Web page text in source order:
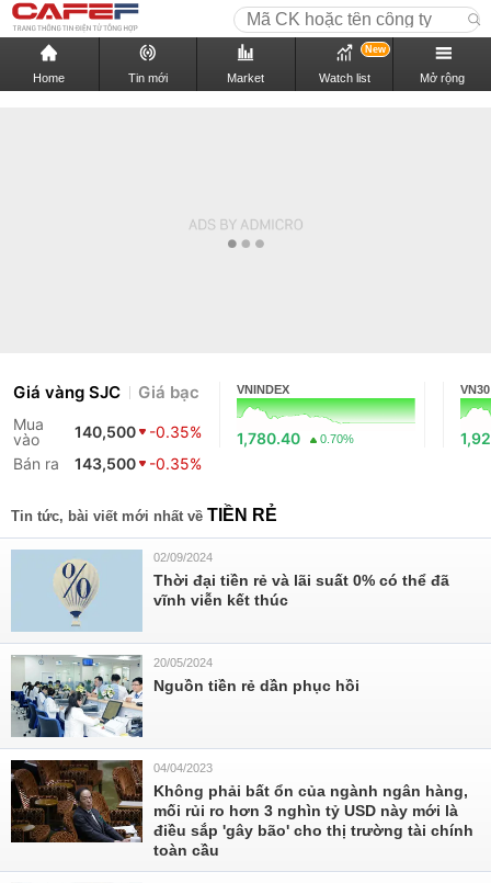
Home Tin mới Market Watch list
New
Mở rộng
Giá vàng SJC Giá bạc
Mua
vào
140,500
-0.35%
Bán ra
143,500 -0.35%
VNINDEX
1,780.40 0.70%
VN30
Tin tức, bài viết mới nhất về TIỀN RẺ
02/09/2024
Thời đại tiền rẻ và lãi suất 0% có thể đã
vĩnh viễn kết thúc
20/05/2024
Nguồn tiền rẻ dần phục hồi
04/04/2023
Không phải bất ổn của ngành ngân hàng,
mối rủi ro hơn 3 nghìn tỷ USD này mới là
điều sắp 'gây bão' cho thị trường tài chính
toàn cầu